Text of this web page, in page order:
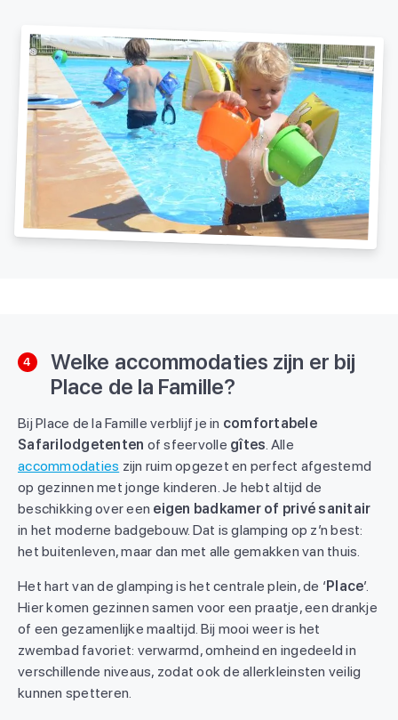
4
Welke accommodaties zijn er bij
Place de la Famille?
Bij Place de la Famille verblijf je in comfortabele
Safarilodgetenten of sfeervolle gîtes. Alle
accommodaties zijn ruim opgezet en perfect afgestemd
op gezinnen met jonge kinderen. Je hebt altijd de
beschikking over een eigen badkamer of privé sanitair
in het moderne badgebouw. Dat is glamping op z’n best:
het buitenleven, maar dan met alle gemakken van thuis.
Het hart van de glamping is het centrale plein, de ‘Place’.
Hier komen gezinnen samen voor een praatje, een drankje
of een gezamenlijke maaltijd. Bij mooi weer is het
zwembad favoriet: verwarmd, omheind en ingedeeld in
verschillende niveaus, zodat ook de allerkleinsten veilig
kunnen spetteren.